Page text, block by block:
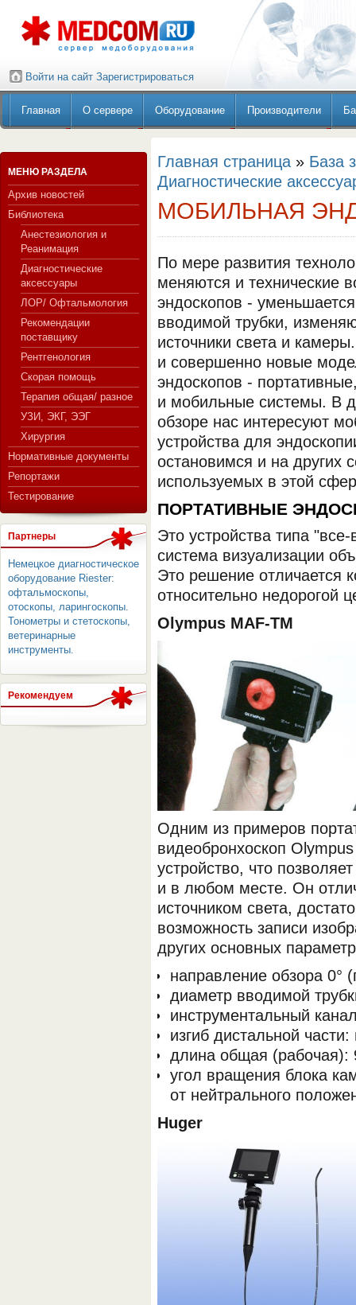
СЕРВЕР МЕДИЦИНСКОГО
Войти на сайт Зарегистрироваться
Главная О сервере Оборудование Производители
МЕНЮ РАЗДЕЛА
Архив новостей
Библиотека
Анестезиология и
Реанимация
Диагностические
аксессуары
ЛОР/ Офтальмология
Рекомендации
поставщику
Рентгенология
Скорая помощь
Терапия общая/ разное
УЗИ, ЭКГ, ЭЭГ
Хирургия
Нормативные документы
Репортажи
Тестирование
Партнеры
Немецкое диагностическое
оборудование Riester:
офтальмоскопы,
отоскопы, ларингоскопы.
Тонометры и стетоскопы,
ветеринарные
инструменты.
Рекомендуем
Главная страница » База
Диагностические
МОБИЛЬНАЯ
По мере развития
меняются и технические
эндоскопов -
вводимой трубки,
источники света и
и совершенно новые
эндоскопов -
и мобильные системы. В
обзоре нас интересуют
устройства для
остановимся и на других
используемых в этой
ПОРТАТИВНЫЕ
Это устройства типа
система визуализации
Это решение отличается
относительно недорогой
Olympus MAF-TM
Одним из примеров
видеобронхоскоп
устройство, что
и в любом месте. Он
источником света,
возможность записи
других основных
направление обзора 0°
диаметр вводимой
инструментальный
изгиб дистальной
длина общая
угол вращения блока
от нейтрального
Huger